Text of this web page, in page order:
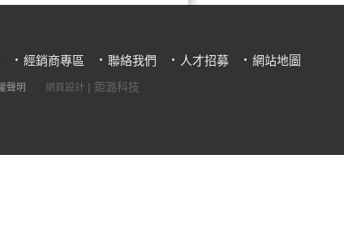
經銷商專區 聯絡我們 人才招募 網站地圖
聲明 網頁設計 | 鉅潞科技